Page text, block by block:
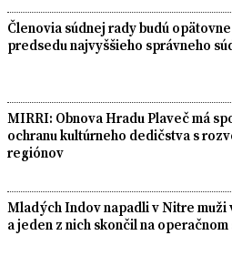
Členovia súdnej rady budú
predsedu najvyššieho správneho
MIRRI: Obnova Hradu Plaveč má
ochranu kultúrneho dedičstva s
regiónov
Mladých Indov napadli v Nitre muži
a jeden z nich skončil na